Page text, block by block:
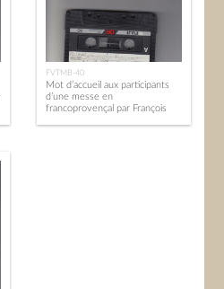
FVTMB-40
Mot d’accueil aux participants
d’une messe en
francoprovençal par François